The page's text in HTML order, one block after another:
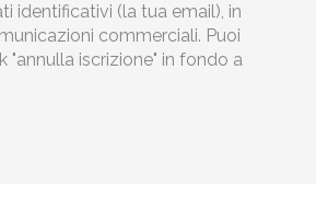
identificativi (la tua email), in
commerciali. Puoi
"annulla iscrizione" in fondo a